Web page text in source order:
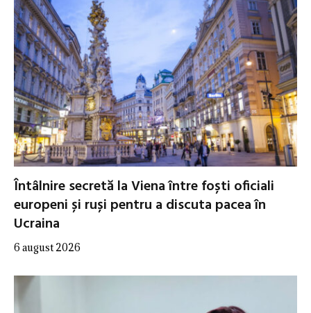
Întâlnire secretă la Viena între foști oficiali
europeni și ruși pentru a discuta pacea în
Ucraina
6 august 2026